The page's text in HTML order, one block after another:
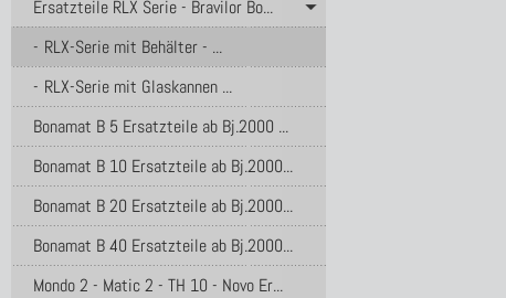
Ersatzteile RLX Serie - Bravilor Bo...
RLX-Serie mit Behälter - ...
RLX-Serie mit Glaskannen ...
Bonamat B 5 Ersatzteile ab Bj.2000 ...
Bonamat B 10 Ersatzteile ab Bj.2000...
Bonamat B 20 Ersatzteile ab Bj.2000...
Bonamat B 40 Ersatzteile ab Bj.2000...
Mondo 2 - Matic 2 - TH 10 - Novo Er...